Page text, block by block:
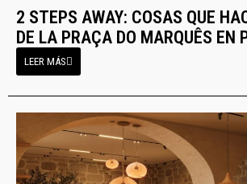
2 STEPS AWAY: COSAS QUE
DE LA PRAÇA DO MARQUÊS EN
LEER MÁS